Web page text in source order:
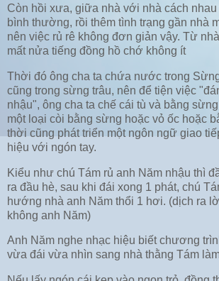
Còn hồi xưa, giữa nhà với nhà cách nhau
bình thường, rồi thêm tình trạng gần nhà
nên việc rủ rê không đơn giản vậy. Từ
mất nửa tiếng đồng hồ chớ không ít
Thời đó ông cha ta chứa nước trong
cũng trong sừng trâu, nên để tiện việc
nhậu", ông cha ta chế cái tù và bằng
một loại còi bằng sừng hoặc vỏ ốc hoặc
thời cũng phát triển một ngôn ngữ giao
hiệu với ngón tay.
Kiểu như chú Tám rủ anh Năm nhậu thì
ra đầu hè, sau khi đái xong 1 phát, chú
hướng nhà anh Năm thổi 1 hơi. (dịch ra
không anh Năm)
Anh Năm nghe nhạc hiệu biết chương
vừa đái vừa nhìn sang nhà thằng Tám